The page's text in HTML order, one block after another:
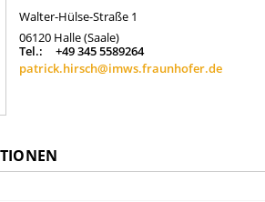
Walter-Hülse-Straße 1
06120 Halle (Saale)
Tel.:
+49 345 5589264
patrick.hirsch@imws.fraunhofer.de